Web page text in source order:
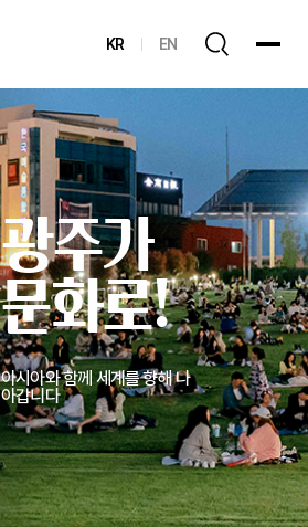
KR EN
광주가
문화로!
아시아와 함께 세계를 향해 나
아갑니다